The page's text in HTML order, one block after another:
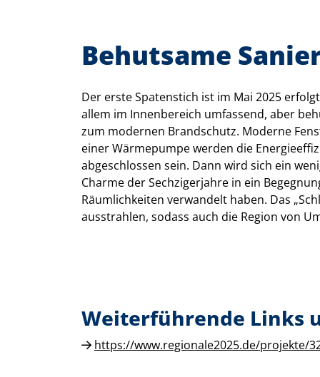
Behutsame
Der erste Spatenstich ist im Mai 2025
allem im Innenbereich umfassend, aber
zum modernen Brandschutz. Moderne
einer Wärmepumpe werden die
abgeschlossen sein. Dann wird sich ein
Charme der Sechzigerjahre in ein
Räumlichkeiten verwandelt haben. Das
ausstrahlen, sodass auch die Region von
Weiterführende Links
https://www.regionale2025.de/projekte/